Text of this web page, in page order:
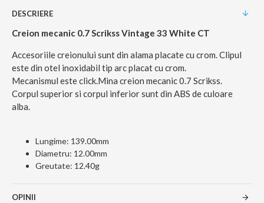
DESCRIERE
Creion mecanic 0.7 Scrikss Vintage 33 White CT
Accesoriile creionului sunt din alama placate cu crom. Clipul
este din otel inoxidabil tip arc placat cu crom.
Mecanismul este click.Mina creion mecanic 0.7 Scrikss.
Corpul superior si corpul inferior sunt din ABS de culoare
alba.
Lungime: 139.00mm
Diametru: 12.00mm
Greutate: 12.40g
OPINII